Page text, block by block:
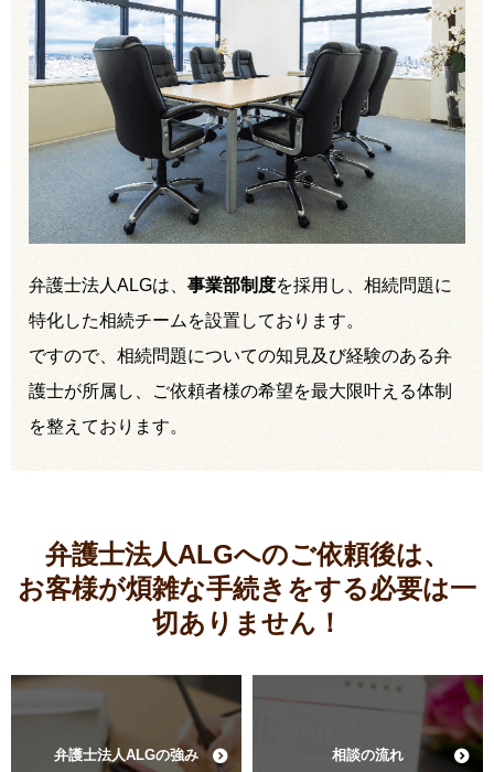
弁護士法人ALGは、 事業部制度を採用し、相続問題に
特化した相続チームを設置しております。
ですので、相続問題についての知見及び経験のある弁
護士が所属し、ご依頼者様の希望を最大限叶える体制
を整えております。
弁護士法人ALGへのご依頼後は、
お客様が煩雑な手続きをする必要は一
切ありません！
弁護士法人ALGの強み 相談の流れ